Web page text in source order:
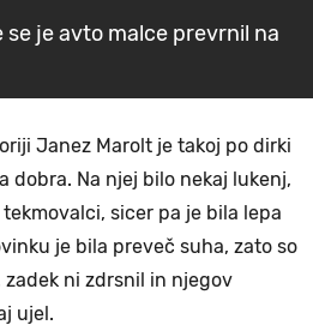
se je avto malce prevrnil na
Janez Marolt je takoj po dirki
dobra. Na njej bilo nekaj lukenj,
sicer pa je bila lepa
je bila preveč suha, zato so
ni zdrsnil in njegov
ujel.